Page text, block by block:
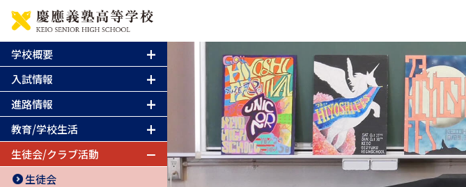
学校概要
入試情報
進路情報
教育/学校生活
生徒会/クラブ活動
生徒会